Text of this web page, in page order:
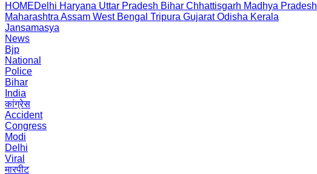
HOMEDelhi Haryana Uttar Pradesh Bihar Chhattisgarh Madhya Pradesh
Maharashtra Assam West Bengal Tripura Gujarat Odisha Kerala
Jansamasya
News
Bjp
National
Police
Bihar
India
कांग्रेस
Accident
Congress
Modi
Delhi
Viral
मारपीट